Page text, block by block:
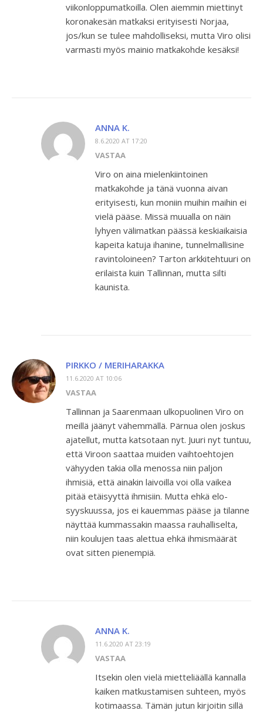
viikonloppumatkoilla. Olen aiemmin miettinyt
koronakesän matkaksi erityisesti Norjaa,
jos/kun se tulee mahdolliseksi, mutta Viro olisi
varmasti myös mainio matkakohde kesäksi!
ANNA K.
8.6.2020 AT 17:20
VASTAA
Viro on aina mielenkiintoinen
matkakohde ja tänä vuonna aivan
erityisesti, kun moniin muihin maihin ei
vielä pääse. Missä muualla on näin
lyhyen välimatkan päässä keskiaikaisia
kapeita katuja ihanine, tunnelmallisine
ravintoloineen? Tarton arkkitehtuuri on
erilaista kuin Tallinnan, mutta silti
kaunista.
PIRKKO / MERIHARAKKA
11.6.2020 AT 10:06
VASTAA
Tallinnan ja Saarenmaan ulkopuolinen Viro on
meillä jäänyt vähemmällä. Pärnua olen joskus
ajatellut, mutta katsotaan nyt. Juuri nyt tuntuu,
että Viroon saattaa muiden vaihtoehtojen
vähyyden takia olla menossa niin paljon
ihmisiä, että ainakin laivoilla voi olla vaikea
pitää etäisyyttä ihmisiin. Mutta ehkä elo-
syyskuussa, jos ei kauemmas pääse ja tilanne
näyttää kummassakin maassa rauhalliselta,
niin koulujen taas alettua ehkä ihmismäärät
ovat sitten pienempiä.
ANNA K.
11.6.2020 AT 23:19
VASTAA
Itsekin olen vielä mietteliäällä kannalla
kaiken matkustamisen suhteen, myös
kotimaassa. Tämän jutun kirjoitin sillä